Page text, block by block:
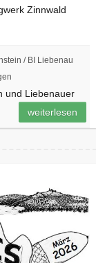
Zinnwald
/ BI Liebenau
und Liebenauer
weiterlesen